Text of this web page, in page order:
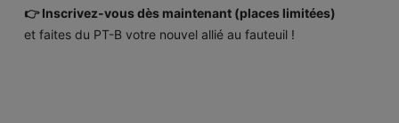
👉 Inscrivez-vous dès maintenant (places limitées)
et faites du PT-B votre nouvel allié au fauteuil !